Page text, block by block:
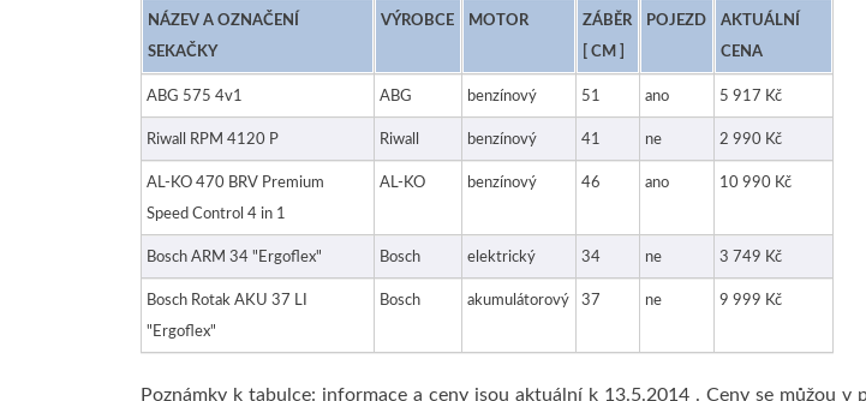
NÁZEV A OZNAČENÍ
SEKAČKY
VÝROBCE MOTOR
ZÁBĚR
[ CM ]
POJEZD
AKTUÁLNÍ
CENA
ABG 575 4v1 ABG benzínový 51 ano 5 917 Kč
Riwall RPM 4120 P Riwall benzínový 41 ne 2 990 Kč
AL-KO 470 BRV Premium
Speed Control 4 in 1
AL-KO benzínový 46 ano 10 990 Kč
Bosch ARM 34 "Ergoflex" Bosch elektrický 34 ne 3 749 Kč
Bosch Rotak AKU 37 LI
"Ergoflex"
Bosch akumulátorový 37 ne 9 999 Kč
Poznámky k tabulce: informace a ceny jsou aktuální k 13.5.2014 . Ceny se můžou v